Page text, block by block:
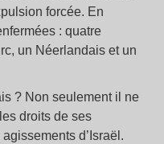
forcée. En
: quatre
un Néerlandais et un
? Non seulement il ne
droits de ses
d’Israël.